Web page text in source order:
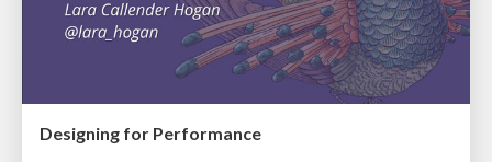
Designing for Performance